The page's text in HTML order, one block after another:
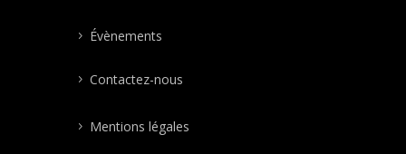
Évènements
Contactez-nous
Mentions légales